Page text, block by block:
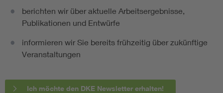
berichten wir über aktuelle Arbeitsergebnisse,
Publikationen und Entwürfe
informieren wir Sie bereits frühzeitig über zukünftige
Veranstaltungen
Ich möchte den DKE Newsletter erhalten!